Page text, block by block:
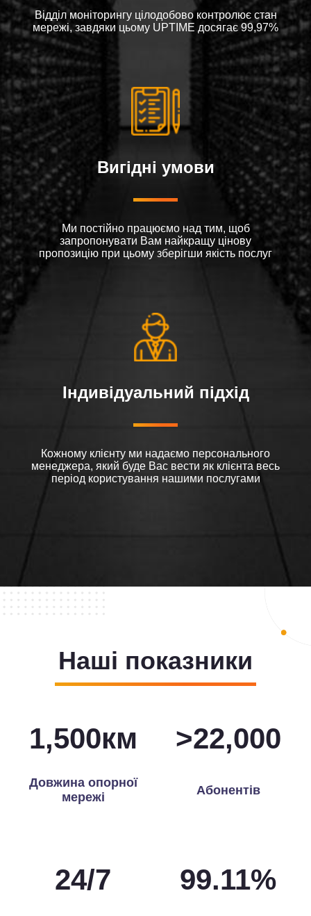
Відділ моніторингу цілодобово контролює стан
мережі, завдяки цьому UPTIME досягає 99,97%
Вигідні умови
Ми постійно працюємо над тим, щоб
запропонувати Вам найкращу цінову
пропозицію при цьому зберігши якість послуг
Індивідуальний підхід
Кожному клієнту ми надаємо персонального
менеджера, який буде Вас вести як клієнта весь
період користування нашими послугами
Наші показники
1,500км
Довжина опорної
мережі
>22,000
Абонентів
24/7 99.72%